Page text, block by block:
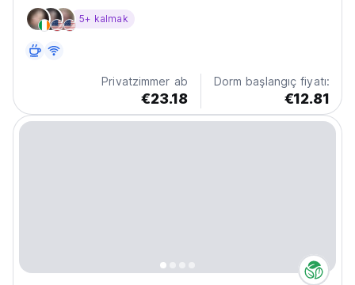
offers nightclub and free WiFi throughout the property.
Volcano Atitlan is 24 km from the hostel. The units
5+ kalmak
Privatzimmer ab
€23.18
Dorm başlangıç fiyatı:
€12.81